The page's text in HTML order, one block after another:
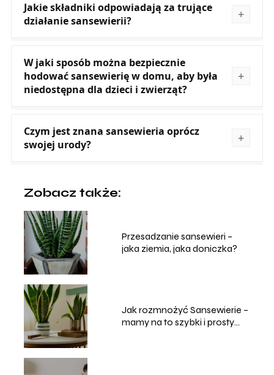
Jakie składniki odpowiadają za trujące
działanie sansewierii?
W jaki sposób można bezpiecznie
hodować sansewierię w domu, aby była
niedostępna dla dzieci i zwierząt?
Czym jest znana sansewieria oprócz
swojej urody?
Zobacz także:
Przesadzanie sansewieri –
jaka ziemia, jaka doniczka?
Jak rozmnożyć Sansewierie –
mamy na to szybki i prosty